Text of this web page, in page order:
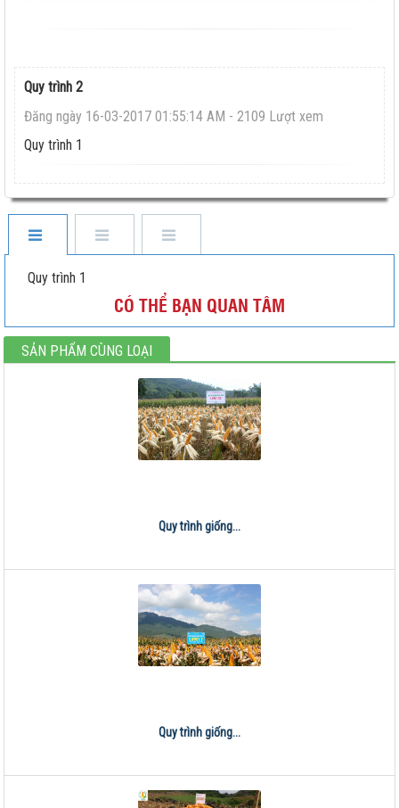
Quy trình 2
Đăng ngày 16-03-2017 01:55:14 AM - 2109 Lượt xem
Quy trình 1
Quy trình 1
CÓ THỂ BẠN QUAN TÂM
SẢN PHẨM CÙNG LOẠI
Quy trình giống...
Quy trình giống...